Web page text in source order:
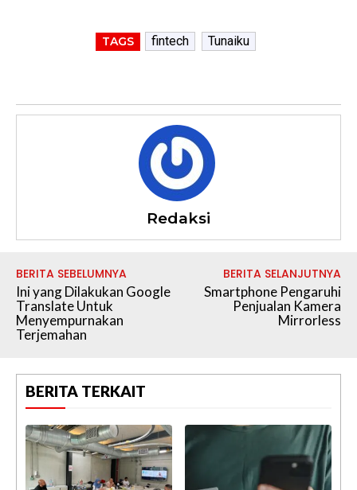
TAGS fintech Tunaiku
Redaksi
BERITA SEBELUMNYA
Ini yang Dilakukan Google
Translate Untuk
Menyempurnakan
Terjemahan
BERITA SELANJUTNYA
Smartphone Pengaruhi
Penjualan Kamera
Mirrorless
BERITA TERKAIT